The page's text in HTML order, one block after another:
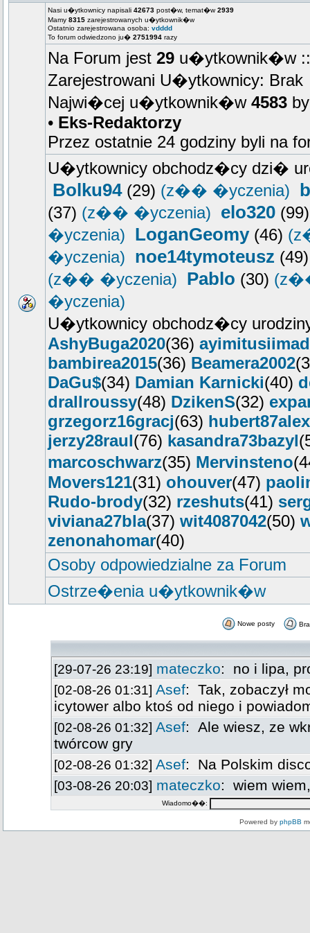
Nasi u�ytkownicy napisali 42673 post�w, temat�w2939
Mamy 8315 zarejestrowanych u�ytkownik�w
Ostatnio zarejestrowana osoba: vdddd
To forum odwiedzono ju� 2751994 razy
Na Forum jest 29 u�ytkownik�w ::
Zarejestrowani U�ytkownicy: Brak
Najwi�cej u�ytkownik�w 4583
• Eks-Redaktorzy
Przez ostatnie 24 godziny byli na
U�ytkownicy obchodz�cy dzi�
Bolku94(29) (z�� �yczenia)
(37) (z�� �yczenia) elo320
�yczenia) LoganGeomy(46)
�yczenia) noe14tymoteusz
(z�� �yczenia) Pablo (30)
�yczenia)
U�ytkownicy obchodz�cy
AshyBuga2020(36) ayimitusiimad
bambirea2015(36) Beamera2002
DaGu$(34) Damian Karnicki(40)
drallroussy(48) DzikenS(32)
grzegorz16gracj(63) hubert87alex
jerzy28raul(76) kasandra73bazyl
marcoschwarz(35) Mervinsteno
Movers121(31) ohouver(47)
Rudo-brody(32) rzeshuts(41)
viviana27bla(37) wit4087042(50)
zenonahomar(40)
Osoby odpowiedzialne za Forum
Ostrze�enia u�ytkownik�w
Nowe posty
Wiadomo��:
Powered by phpBB